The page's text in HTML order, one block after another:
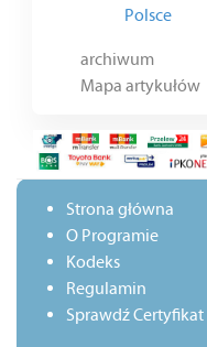
Polsce
archiwum
Mapa artykułów
Strona główna
O Programie
Kodeks
Regulamin
Sprawdź Certyfikat